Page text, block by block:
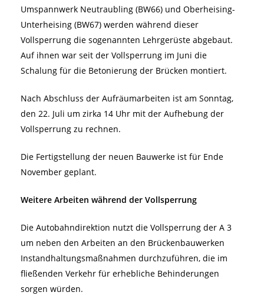
Umspannwerk Neutraubling (BW66) und Oberheising-
Unterheising (BW67) werden während dieser
Vollsperrung die sogenannten Lehrgerüste abgebaut.
Auf ihnen war seit der Vollsperrung im Juni die
Schalung für die Betonierung der Brücken montiert.
Nach Abschluss der Aufräumarbeiten ist am Sonntag,
den 22. Juli um zirka 14 Uhr mit der Aufhebung der
Vollsperrung zu rechnen.
Die Fertigstellung der neuen Bauwerke ist für Ende
November geplant.
Weitere Arbeiten während der Vollsperrung
Die Autobahndirektion nutzt die Vollsperrung der A 3
um neben den Arbeiten an den Brückenbauwerken
Instandhaltungsmaßnahmen durchzuführen, die im
fließenden Verkehr für erhebliche Behinderungen
sorgen würden.